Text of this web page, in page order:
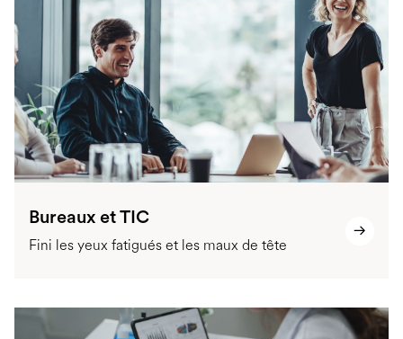
Bureaux et TIC
Fini les yeux fatigués et les maux de tête